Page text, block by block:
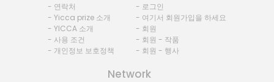
- 연락처
- Yicca prize 소개
- YICCA 소개
- 사용 조건
- 개인정보 보호정책
- 로그인
- 여기서 회원가입을 하세요
- 회원
- 회원 - 작품
- 회원 - 행사
Network